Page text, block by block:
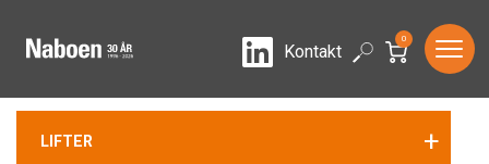
LinkedIn
Kontakt Search
0
LIFTER +